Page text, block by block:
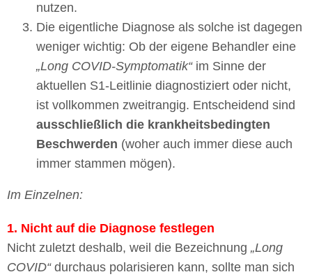
nutzen.
Die eigentliche Diagnose als solche ist dagegen
weniger wichtig: Ob der eigene Behandler eine
„Long COVID-Symptomatik“im Sinne der
aktuellen S1-Leitlinie diagnostiziert oder nicht,
ist vollkommen zweitrangig. Entscheidend sind
ausschließlich die krankheitsbedingten
Beschwerden (woher auch immer diese auch
immer stammen mögen).
Im Einzelnen:
1. Nicht auf die Diagnose festlegen
Nicht zuletzt deshalb, weil die Bezeichnung „Long
COVID“ durchaus polarisieren kann, sollte man sich